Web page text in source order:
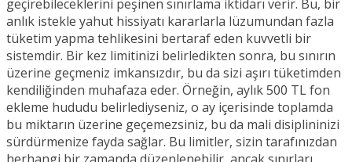
geçirebileceklerini peşinen sınırlama iktidarı verir. Bu, bir
anlık istekle yahut hissiyatı kararlarla lüzumundan fazla
tüketim yapma tehlikesini bertaraf eden kuvvetli bir
sistemdir. Bir kez limitinizi belirledikten sonra, bu sınırın
üzerine geçmeniz imkansızdır, bu da sizi aşırı tüketimden
kendiliğinden muhafaza eder. Örneğin, aylık 500 TL fon
ekleme hududu belirlediyseniz, o ay içerisinde toplamda
bu miktarın üzerine geçemezsiniz, bu da mali disiplininizi
sürdürmenize fayda sağlar. Bu limitler, sizin tarafınızdan
herhangi bir zamanda düzenlenebilir, ancak sınırları